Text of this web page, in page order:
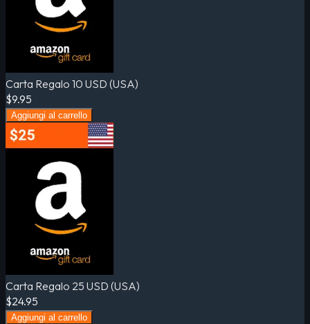
Carta Regalo 10 USD (USA)
$9.95
Aggiungi al carrello
Carta Regalo 25 USD (USA)
$24.95
Aggiungi al carrello